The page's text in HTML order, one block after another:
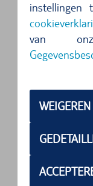
van
WEIGEREN
met het
luchthaven.
Heb je een
geboekt? Ook
Middellandse
Vaak op het
bij het